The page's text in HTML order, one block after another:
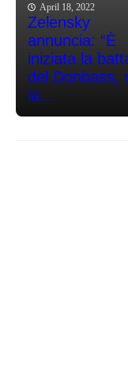
April 18, 2022
Zelensky
annuncia: “È
iniziata la
del Donbass,
la...